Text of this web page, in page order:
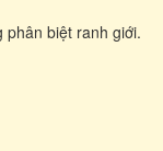
phân biệt ranh giới.